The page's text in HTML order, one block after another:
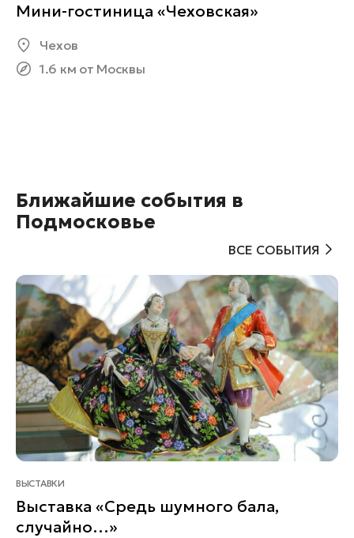
Мини-гостиница «Чеховская»
Чехов
1.6 км от Москвы
Ближайшие события в
Подмосковье
ВСЕ СОБЫТИЯ
ВЫСТАВКИ
Выставка «Средь шумного бала,
случайно…»